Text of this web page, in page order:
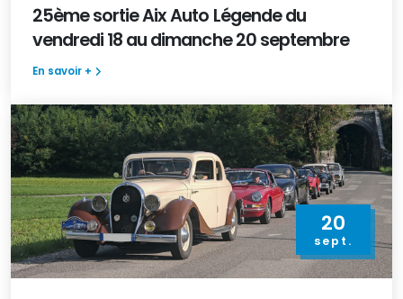
25ème sortie Aix Auto Légende du
vendredi 18 au dimanche 20 septembre
En savoir +
20
sept.